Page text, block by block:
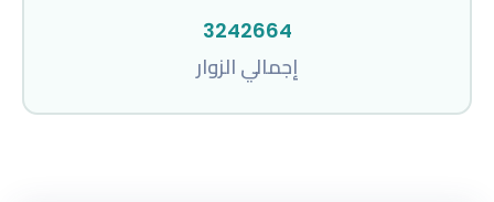
3242664
إجمالي الزوار